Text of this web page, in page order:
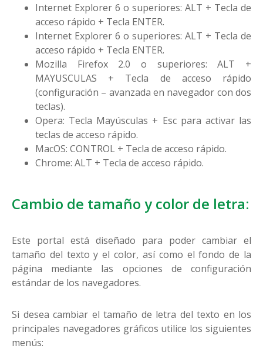
Internet Explorer 6 o superiores: ALT + Tecla de
acceso rápido + Tecla ENTER.
Internet Explorer 6 o superiores: ALT + Tecla de
acceso rápido + Tecla ENTER.
Mozilla Firefox 2.0 o superiores: ALT +
MAYUSCULAS + Tecla de acceso rápido
(configuración – avanzada en navegador con dos
teclas).
Opera: Tecla Mayúsculas + Esc para activar las
teclas de acceso rápido.
MacOS: CONTROL + Tecla de acceso rápido.
Chrome: ALT + Tecla de acceso rápido.
Cambio de tamaño y color de letra:
Este portal está diseñado para poder cambiar el
tamaño del texto y el color, así como el fondo de la
página mediante las opciones de configuración
estándar de los navegadores.
Si desea cambiar el tamaño de letra del texto en los
principales navegadores gráficos utilice los siguientes
menús: